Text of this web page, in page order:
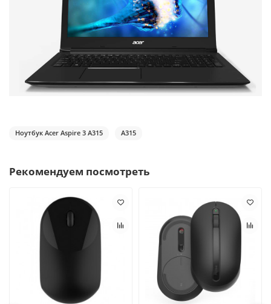
Ноутбук Acer Aspire 3 A315 A315
Рекомендуем посмотреть